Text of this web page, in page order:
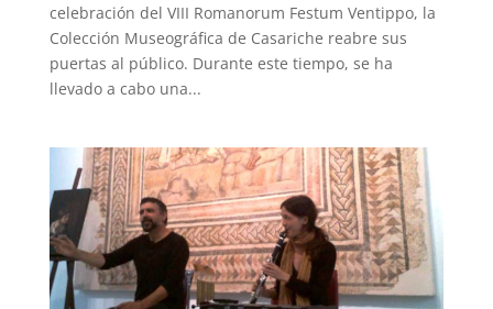
celebración del VIII Romanorum Festum Ventippo, la
Colección Museográfica de Casariche reabre sus
puertas al público. Durante este tiempo, se ha
llevado a cabo una...